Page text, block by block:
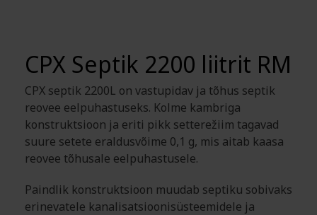
CPX Septik 2200 liitrit RM
CPX septik 2200L on vastupidav ja tõhus septik
reovee eelpuhastuseks. Kolme kambriga
konstruktsioon ja eriti pikk setterežiim tagavad
suure setete eraldusvõime 0,1 g, mis aitab kaasa
reovee tõhusale eelpuhastusele.
Paindlik konstruktsioon muudab septiku sobivaks
erinevatele kanalisatsioonisüsteemidele ja